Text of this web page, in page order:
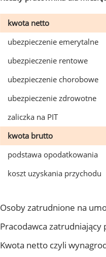
kwota netto
ubezpieczenie emerytalne
ubezpieczenie rentowe
ubezpieczenie chorobowe
ubezpieczenie zdrowotne
zaliczka na PIT
kwota brutto
podstawa opodatkowania
koszt uzyskania przychodu
Osoby zatrudnione na
Pracodawca
Kwota netto czyli